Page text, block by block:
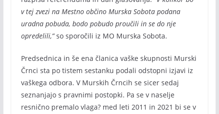
v tej zvezi na Mestno občino Murska Sobota podana
uradna pobuda, bodo pobudo proučili in se do nje
opredelili,”so sporočili iz MO Murska Sobota.
Predsednica in še ena članica vaške skupnosti Murski
Črnci sta po tistem sestanku podali odstopni izjavi iz
vaškega odbora. V Murskih Črncih se sicer sedaj
seznanjajo s pravnimi postopki. Pa se v naselje
resnično premalo vlaga? med leti 2011 in 2021 bi se v